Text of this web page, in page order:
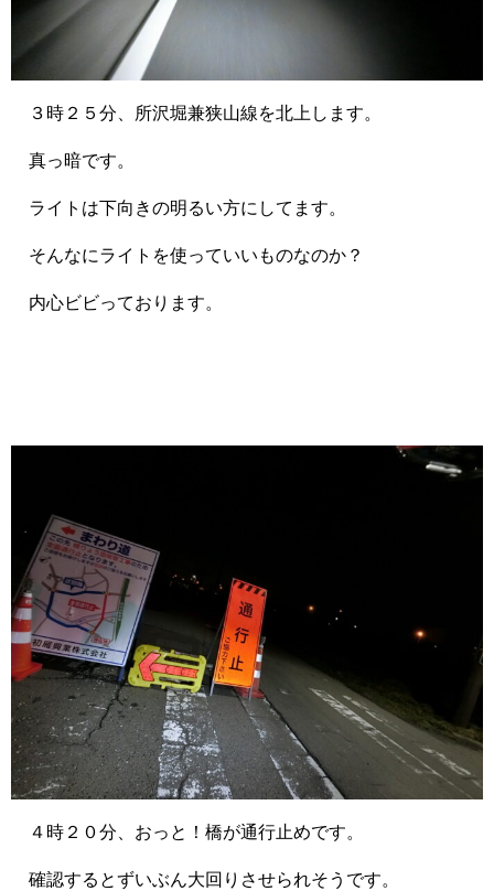
３時２５分、所沢堀兼狭山線を北上します。
真っ暗です。
ライトは下向きの明るい方にしてます。
そんなにライトを使っていいものなのか？
内心ビビっております。
４時２０分、おっと！橋が通行止めです。
確認するとずいぶん大回りさせられそうです。